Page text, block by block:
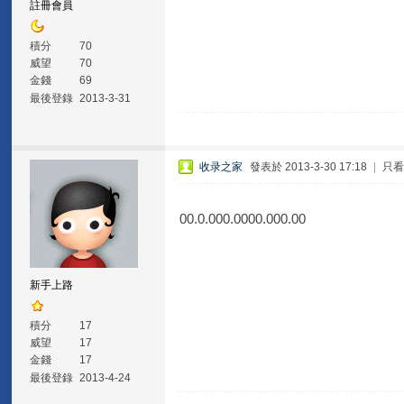
註冊會員
積分
70
威望
70
金錢
69
最後登錄 2013-3-31
新手上路
積分
17
威望
17
金錢
17
最後登錄 2013-4-24
收录之家 發表於 2013-3-30 17:18 只
00.0.000.0000.000.00